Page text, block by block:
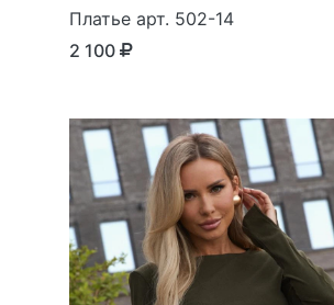
Платье арт. 502-14
2 100